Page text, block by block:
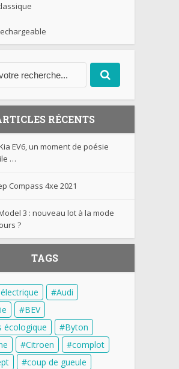
RÉCENTS
EV6, un moment de poésie
…
Compass 4xe 2021
3 : nouveau lot à la mode
?
TAGS
Audi
BEV
écologique
Byton
Citroen
complot
coup de gueule